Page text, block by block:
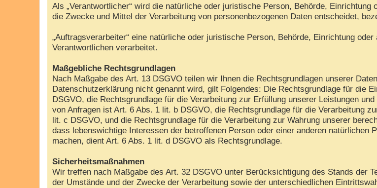
Als „Verantwortlicher“ wird die natürliche oder juristische Person, Behörde,
die Zwecke und Mittel der Verarbeitung von personenbezogenen Daten entscheidet,
„Auftragsverarbeiter“ eine natürliche oder juristische Person, Behörde, Einrichtung
Verantwortlichen verarbeitet.
Maßgebliche Rechtsgrundlagen
Nach Maßgabe des Art. 13 DSGVO teilen wir Ihnen die Rechtsgrundlagen unserer
Datenschutzerklärung nicht genannt wird, gilt Folgendes: Die Rechtsgrundlage für die
DSGVO, die Rechtsgrundlage für die Verarbeitung zur Erfüllung unserer Leistungen
von Anfragen ist Art. 6 Abs. 1 lit. b DSGVO, die Rechtsgrundlage für die Verarbeitung
lit. c DSGVO, und die Rechtsgrundlage für die Verarbeitung zur Wahrung unserer
dass lebenswichtige Interessen der betroffenen Person oder einer anderen natürlichen
machen, dient Art. 6 Abs. 1 lit. d DSGVO als Rechtsgrundlage.
Sicherheitsmaßnahmen
Wir treffen nach Maßgabe des Art. 32 DSGVO unter Berücksichtigung des Stands der
der Umstände und der Zwecke der Verarbeitung sowie der unterschiedlichen